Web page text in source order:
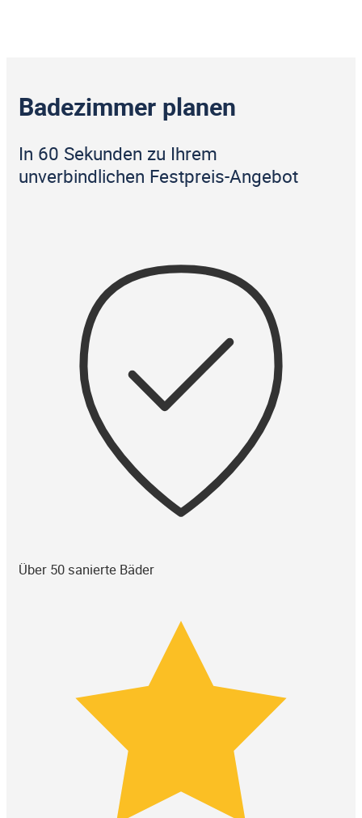
Badezimmer planen
In 60 Sekunden zu Ihrem
unverbindlichen Festpreis-Angebot
Über 50 sanierte Bäder